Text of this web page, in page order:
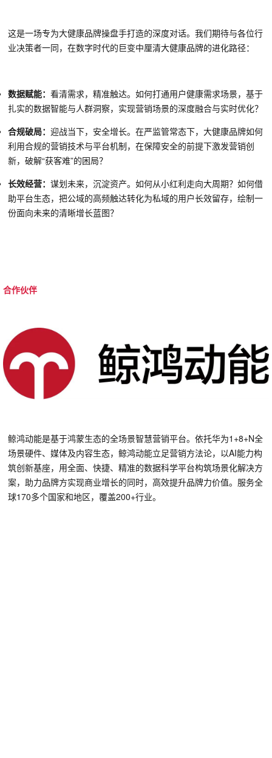
这是一场专为大健康品牌操盘手打造的深度对话。我们期待与各位行
业决策者一同，在数字时代的巨变中厘清大健康品牌的进化路径：
数据赋能： 看清需求，精准触达。如何打通用户健康需求场景，基于
扎实的数据智能与人群洞察，实现营销场景的深度融合与实时优化？
合规破局： 迎战当下，安全增长。在严监管常态下，大健康品牌如何
利用合规的营销技术与平台机制，在保障安全的前提下激发营销创
新，破解“获客难”的困局？
长效经营： 谋划未来，沉淀资产。如何从小红利走向大周期？如何借
助平台生态，把公域的高频触达转化为私域的用户长效留存，绘制一
份面向未来的清晰增长蓝图？
合作伙伴
鲸鸿动能是基于鸿蒙生态的全场景智慧营销平台。依托华为1+8+N全
场景硬件、媒体及内容生态，鲸鸿动能立足营销方法论，以AI能力构
筑创新基座，用全面、快捷、精准的数据科学平台构筑场景化解决方
案，助力品牌方实现商业增长的同时，高效提升品牌力价值。服务全
球170多个国家和地区，覆盖200+行业。